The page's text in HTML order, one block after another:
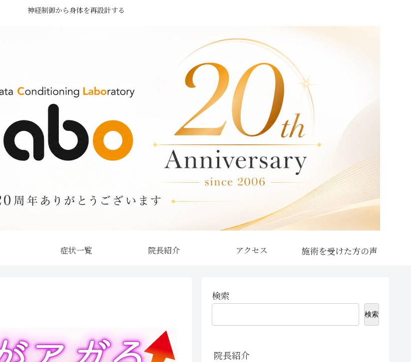
神経制御から身体を再設計する
症状一覧 院長紹介 アクセス
検索
検索
院長紹介